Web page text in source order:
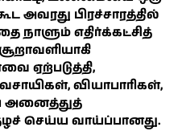
அவரது பிரச்சாரத்தில்
நாளும் எதிர்க்கட்சித்
ஏற்படுத்தி,
வியாபாரிகள்,
அனைத்துத்
செய்ய வாய்ப்பானது.